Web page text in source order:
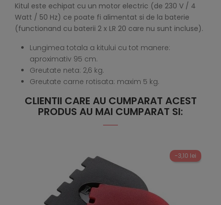
Kitul este echipat cu un motor electric (de 230 V / 4
Watt / 50 Hz) ce poate fi alimentat si de la baterie
(functionand cu baterii 2 x LR 20 care nu sunt incluse).
Lungimea totala a kitului cu tot manere:
aproximativ 95 cm.
Greutate neta: 2,6 kg.
Greutate carne rotisata: maxim 5 kg.
CLIENTII CARE AU CUMPARAT ACEST
PRODUS AU MAI CUMPARAT SI:
-3,10 lei